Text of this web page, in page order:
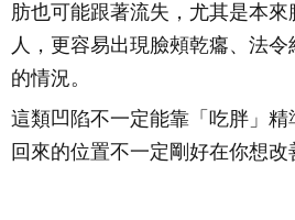
肪也可能跟著流失，尤其是本
人，更容易出現臉頰乾癟、法
的情況。
這類凹陷不一定能靠「吃胖」
回來的位置不一定剛好在你想改